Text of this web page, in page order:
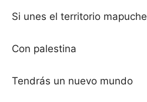
Si unes el territorio mapuche
Con palestina
Tendrás un nuevo mundo